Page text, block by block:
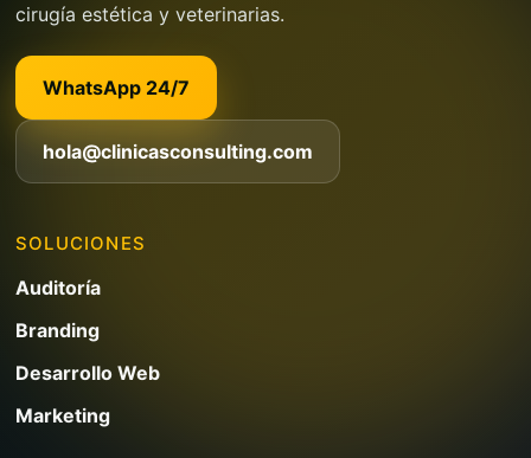
cirugía estética y veterinarias.
WhatsApp 24/7
hola@clinicasconsulting.com
SOLUCIONES
Auditoría
Branding
Desarrollo Web
Marketing